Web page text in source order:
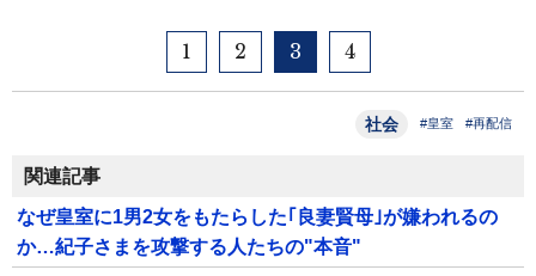
1 2 3 4
社会 #皇室 #再配信
関連記事
なぜ皇室に1男2女をもたらした｢良妻賢母｣が嫌われるの
か…紀子さまを攻撃する人たちの"本音"